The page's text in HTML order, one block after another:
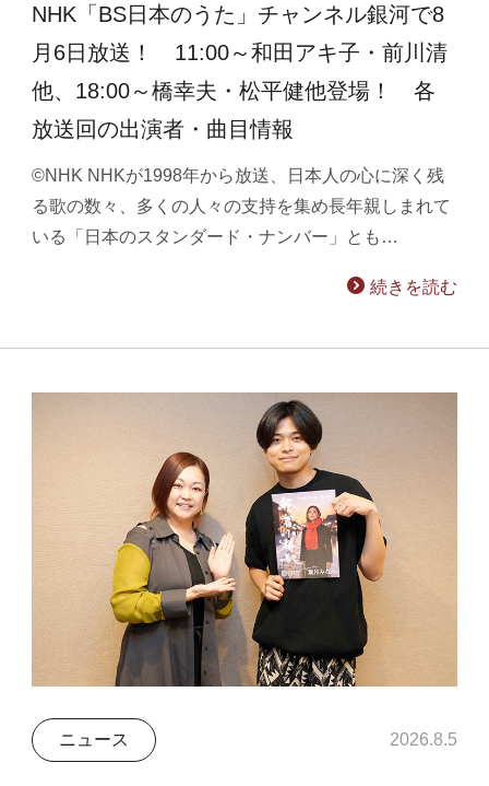
NHK「BS日本のうた」チャンネル銀河で8
月6日放送！ 11:00～和田アキ子・前川清
他、18:00～橋幸夫・松平健他登場！ 各
放送回の出演者・曲目情報
©NHK NHKが1998年から放送、日本人の心に深く残
る歌の数々、多くの人々の支持を集め長年親しまれて
いる「日本のスタンダード・ナンバー」とも…
続きを読む
ニュース 2026.8.5